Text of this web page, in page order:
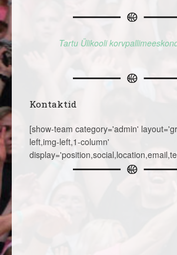
Tartu Ülikooli
Kontaktid
[show-team category='admin'
left,img-left,1-column'